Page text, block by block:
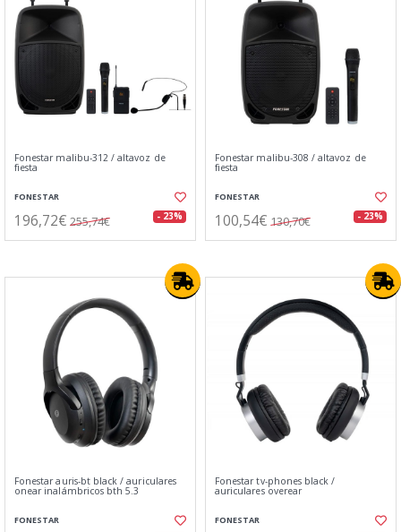
Fonestar malibu-312 / altavoz de
fiesta
FONESTAR
196,72€ 255,74€ - 23%
Fonestar malibu-308 / altavoz de
fiesta
FONESTAR
100,54€ 130,70€ - 23%
Fonestar auris-bt black / auriculares
onear inalámbricos bth 5.3
FONESTAR
Fonestar tv-phones black /
auriculares overear
FONESTAR